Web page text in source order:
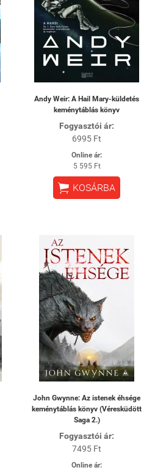
Andy Weir: A Hail Mary-küldetés
keménytáblás könyv
Fogyasztói ár:
6995 Ft
Online ár:
5 595 Ft
 KOSÁRBA
John Gwynne: Az istenek éhsége
keménytáblás könyv (Véresküdött
Saga 2.)
Fogyasztói ár:
7495 Ft
Online ár: